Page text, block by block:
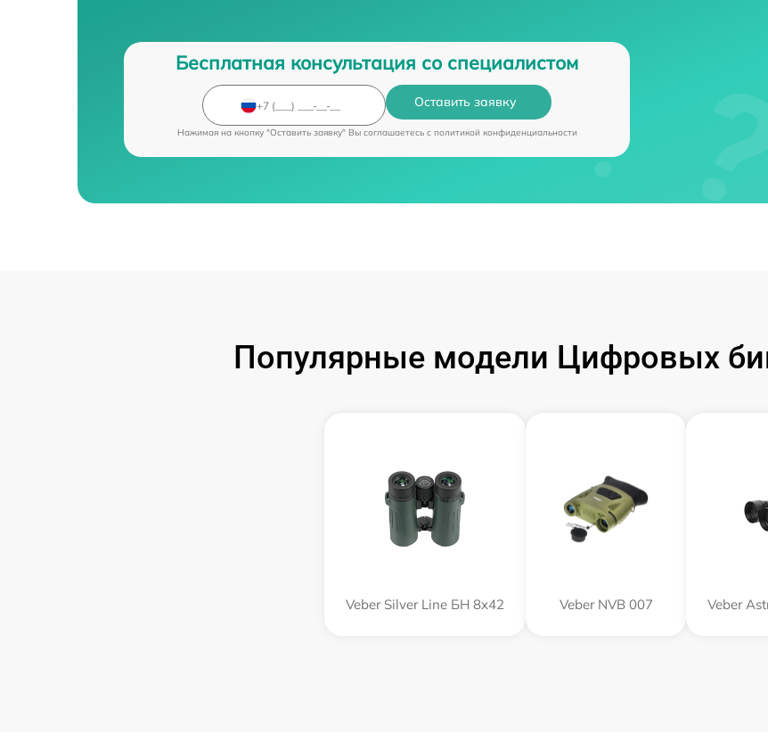
Бесплатная консультация со специалистом
Оставить заявку
Нажимая на кнопку "Оставить заявку" Вы соглашаетесь c политикой конфиденциальности
Популярные модели Цифровых
Veber Silver Line БН 8x42 Veber NVB 007 Veber